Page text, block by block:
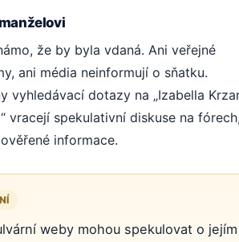
že by byla vdaná. Ani veřejné
ani média neinformují o sňatku.
vyhledávací dotazy na „Izabella
vracejí spekulativní diskuse na
informace.
weby mohou spekulovat o jejím